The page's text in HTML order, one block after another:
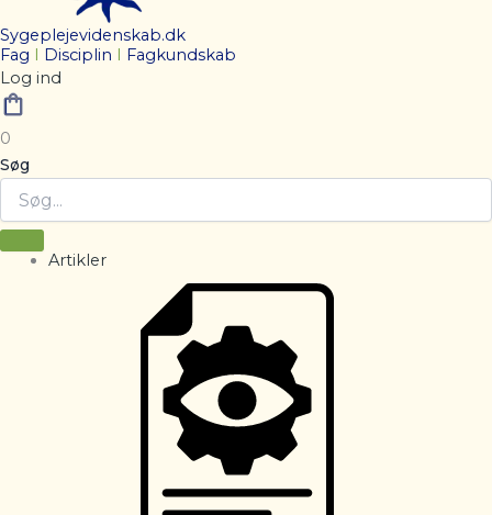
Sygeplejevidenskab.dk
Fag
Disciplin
Fagkundskab
Log ind
0
Søg
Artikler